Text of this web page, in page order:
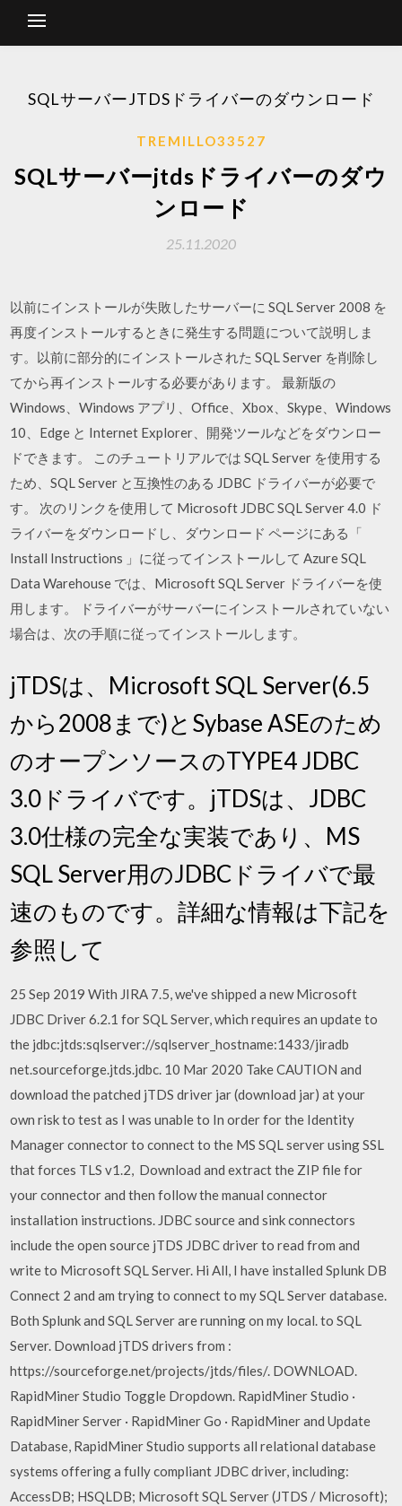
SQLサーバーJTDSドライバーのダウンロード
TREMILLO33527
SQLサーバーjtdsドライバーのダウ
ンロード
25.11.2020
以前にインストールが失敗したサーバーに SQL Server 2008 を
再度インストールするときに発生する問題について説明しま
す。以前に部分的にインストールされた SQL Server を削除し
てから再インストールする必要があります。 最新版の
Windows、Windows アプリ、Office、Xbox、Skype、Windows
10、Edge と Internet Explorer、開発ツールなどをダウンロー
ドできます。 このチュートリアルでは SQL Server を使用する
ため、SQL Server と互換性のある JDBC ドライバーが必要で
す。 次のリンクを使用して Microsoft JDBC SQL Server 4.0 ド
ライバーをダウンロードし、ダウンロード ページにある「
Install Instructions 」に従ってインストールして Azure SQL
Data Warehouse では、Microsoft SQL Server ドライバーを使
用します。 ドライバーがサーバーにインストールされていない
場合は、次の手順に従ってインストールします。
jTDSは、Microsoft SQL Server(6.5
から2008まで)とSybase ASEのため
のオープンソースのTYPE4 JDBC
3.0ドライバです。jTDSは、JDBC
3.0仕様の完全な実装であり、MS
SQL Server用のJDBCドライバで最
速のものです。詳細な情報は下記を
参照して
25 Sep 2019 With JIRA 7.5, we've shipped a new Microsoft
JDBC Driver 6.2.1 for SQL Server, which requires an update to
the jdbc:jtds:sqlserver://sqlserver_hostname:1433/jiradb
net.sourceforge.jtds.jdbc. 10 Mar 2020 Take CAUTION and
download the patched jTDS driver jar (download jar) at your
own risk to test as I was unable to In order for the Identity
Manager connector to connect to the MS SQL server using SSL
that forces TLS v1.2, Download and extract the ZIP file for
your connector and then follow the manual connector
installation instructions. JDBC source and sink connectors
include the open source jTDS JDBC driver to read from and
write to Microsoft SQL Server. Hi All, I have installed Splunk DB
Connect 2 and am trying to connect to my SQL Server database.
Both Splunk and SQL Server are running on my local. to SQL
Server. Download jTDS drivers from :
https://sourceforge.net/projects/jtds/files/. DOWNLOAD.
RapidMiner Studio Toggle Dropdown. RapidMiner Studio ·
RapidMiner Server · RapidMiner Go · RapidMiner and Update
Database, RapidMiner Studio supports all relational database
systems offering a fully compliant JDBC driver, including:
AccessDB; HSQLDB; Microsoft SQL Server (JTDS / Microsoft);